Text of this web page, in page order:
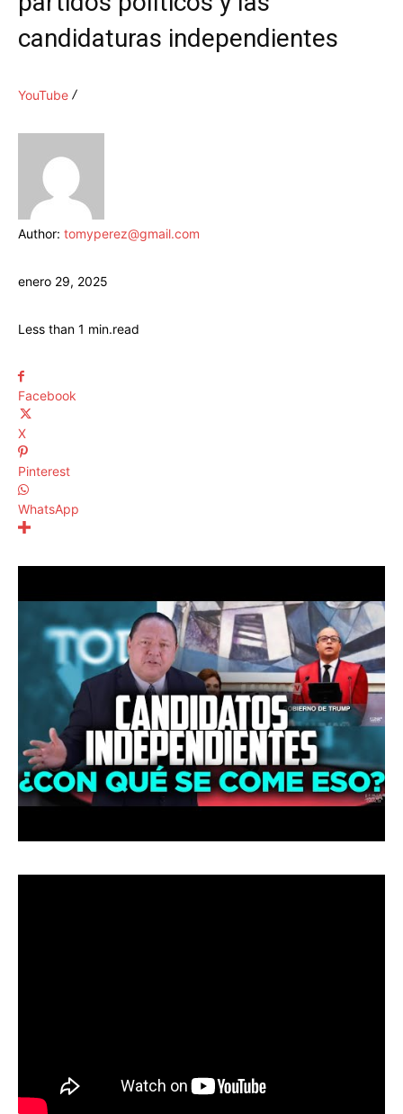
candidaturas independientes
YouTube
Author: tomyperez@gmail.com
enero 29, 2025
Less than 1 min.read
Facebook
X
Pinterest
WhatsApp